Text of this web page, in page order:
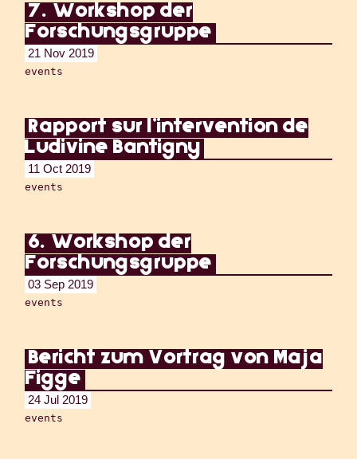
7. Workshop der
Forschungsgruppe
21 Nov 2019
events
Rapport sur l'intervention de
Ludivine Bantigny
11 Oct 2019
events
6. Workshop der
Forschungsgruppe
03 Sep 2019
events
Bericht zum Vortrag von Maja
Figge
24 Jul 2019
events